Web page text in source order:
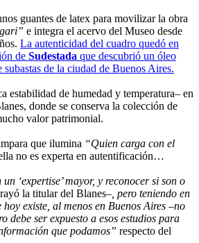
guantes de latex para movilizar la obra
e integra el acervo del Museo desde
La autenticidad del cuadro quedó en
de Sudestada que descubrió un óleo
subastas de la ciudad de Buenos Aires.
estabilidad de humedad y temperatura– en
donde se conserva la colección de
valor patrimonial.
que ilumina “Quien carga con el
no es experta en autentificación…
‘expertise’ mayor, y reconocer si son o
la titular del Blanes– , pero teniendo en
existe, al menos en Buenos Aires –no
debe ser expuesto a esos estudios para
que podamos” respecto del